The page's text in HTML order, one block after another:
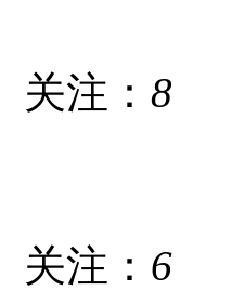
关注： 8
关注： 6